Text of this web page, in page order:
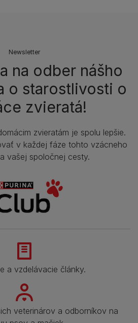
Newsletter
na odber nášho
o starostlivosti o
zvieratá!
zvieratám je spolu lepšie.
v každej fáze tohto vzácneho
vašej spoločnej cesty.
a vzdelávacie články.
veterinárov a odborníkov na